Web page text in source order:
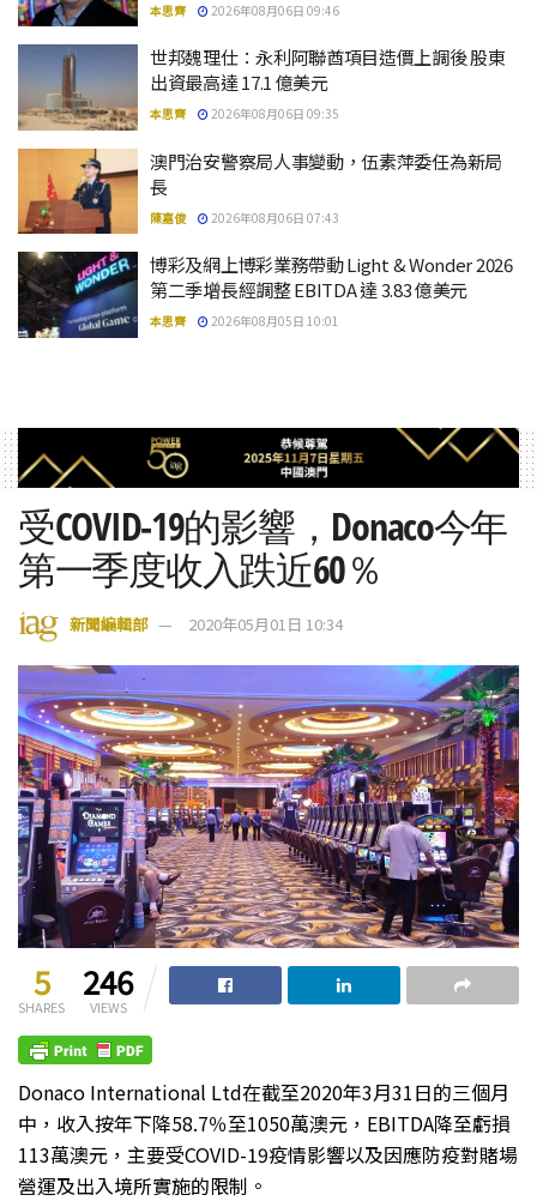
本思齊 2026年08月06日 09:46
世邦魏理仕：永利阿聯酋項目造價上調後 股東
出資最高達 17.1 億美元
本思齊 2026年08月06日 09:35
澳門治安警察局人事變動，伍素萍委任為新局
長
陳嘉俊 2026年08月06日 07:43
博彩及網上博彩業務帶動 Light & Wonder 2026
第二季增長經調整 EBITDA 達 3.83 億美元
本思齊 2026年08月05日 10:01
受COVID-19的影響，Donaco今年
第一季度收入跌近60％
新聞編輯部 2020年05月01日 10:34
5
SHARES
246
VIEWS
Donaco International Ltd在截至2020年3月31日的三個月
中，收入按年下降58.7％至1050萬澳元，EBITDA降至虧損
113萬澳元，主要受COVID-19疫情影響以及因應防疫對賭場
營運及出入境所實施的限制。